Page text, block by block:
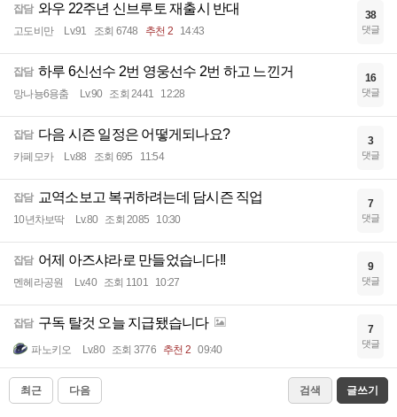
잡담 와우 22주년 신브루토 재출시 반대
고도비만 Lv.91 조회 6748 추천 2 14:43
38
댓글
잡담 하루 6신선수 2번 영웅선수 2번 하고 느낀거
망나뇽6용춤 Lv.90 조회 2441 12:28
16
댓글
잡담 다음 시즌 일정은 어떻게되나요?
카페모카 Lv.88 조회 695 11:54
3
댓글
잡담 교역소보고 복귀하려는데 담시즌 직업
10년차보딱 Lv.80 조회 2085 10:30
7
댓글
잡담 어제 아즈샤라로 만들었습니다!!
멘헤라공원 Lv.40 조회 1101 10:27
9
댓글
잡담 구독 탈것 오늘 지급됐습니다
파노키오 Lv.80 조회 3776 추천 2 09:40
7
댓글
최근 다음 검색 글쓰기